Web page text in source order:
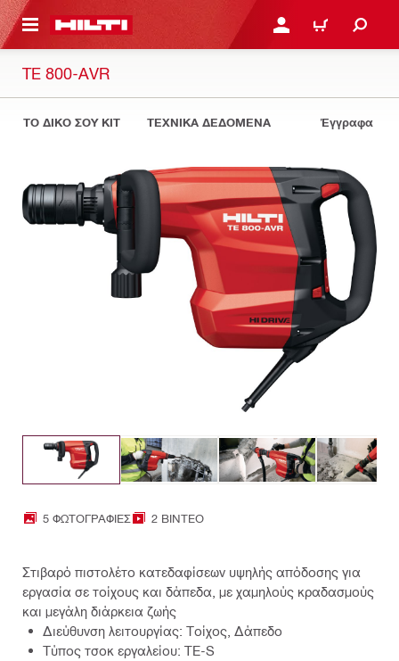
ΕΛΕΓΞΕΙΣ ΤΟ ΠΑΚΕΤΟ ΠΟΥ ΕΧΕΙΣ ΦΤΙΑΞΕΙ ΚΆΝΕ ΣΎΝΔΕΣΗ Ή
ΚΑΛΆΘΙ
TE 800-AVR
ΤΟ ΔΙΚΟ ΣΟΥ KIT ΤΕΧΝΙΚΑ ΔΕΔΟΜΕΝΑ Έγγραφα
5 ΦΩΤΟΓΡΑΦΊΕΣ 2 ΒΊΝΤΕΟ
Στιβαρό πιστολέτο κατεδαφίσεων υψηλής απόδοσης για
εργασία σε τοίχους και δάπεδα, με χαμηλούς κραδασμούς
και μεγάλη διάρκεια ζωής
Διεύθυνση λειτουργίας: Τοίχος, Δάπεδο
Τύπος τσοκ εργαλείου: TE-S